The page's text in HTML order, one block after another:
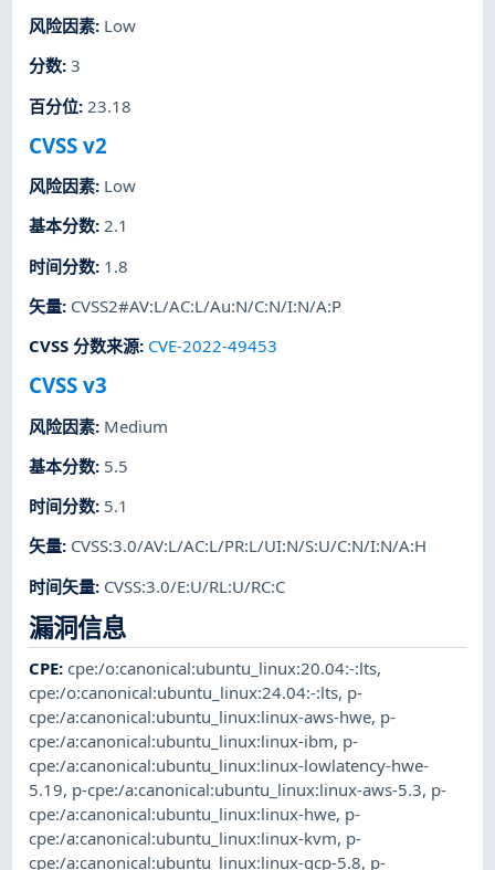
风险因素: Low
分数:3
百分位: 23.18
CVSS v2
风险因素: Low
基本分数:2.1
时间分数: 1.8
矢量: CVSS2#AV:L/AC:L/Au:N/C:N/I:N/A:P
CVSS 分数来源: CVE-2022-49453
CVSS v3
风险因素: Medium
基本分数: 5.5
时间分数: 5.1
矢量: CVSS:3.0/AV:L/AC:L/PR:L/UI:N/S:U/C:N/I:N/A:H
时间矢量: CVSS:3.0/E:U/RL:U/RC:C
漏洞信息
CPE:cpe:/o:canonical:ubuntu_linux:20.04:-:lts,
cpe:/o:canonical:ubuntu_linux:24.04:-:lts, p-
cpe:/a:canonical:ubuntu_linux:linux-aws-hwe, p-
cpe:/a:canonical:ubuntu_linux:linux-ibm, p-
cpe:/a:canonical:ubuntu_linux:linux-lowlatency-hwe-
5.19, p-cpe:/a:canonical:ubuntu_linux:linux-aws-5.3, p-
cpe:/a:canonical:ubuntu_linux:linux-hwe, p-
cpe:/a:canonical:ubuntu_linux:linux-kvm, p-
cpe:/a:canonical:ubuntu_linux:linux-gcp-5.8, p-